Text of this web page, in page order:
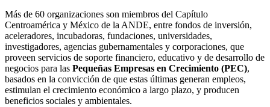
Más de 60 organizaciones son miembros del Capítulo
Centroamérica y México de la ANDE, entre fondos de inversión,
aceleradores, incubadoras, fundaciones, universidades,
investigadores, agencias gubernamentales y corporaciones, que
proveen servicios de soporte financiero, educativo y de desarrollo de
negocios para las Pequeñas Empresas en Crecimiento (PEC),
basados en la convicción de que estas últimas generan empleos,
estimulan el crecimiento económico a largo plazo, y producen
beneficios sociales y ambientales.